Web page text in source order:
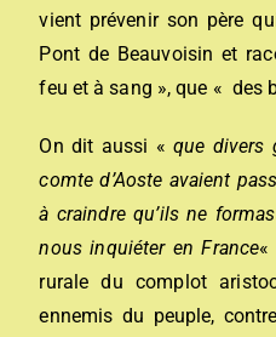
vient prévenir son père
Pont de Beauvoisin et
feu et à sang », que « des
On dit aussi « que divers
comte d’Aoste avaient
à craindre qu’ils ne
nous inquiéter en France«
rurale du complot
ennemis du peuple,